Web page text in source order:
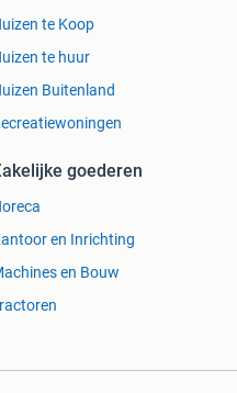
te Koop
te huur
Buitenland
goederen
en Inrichting
en Bouw